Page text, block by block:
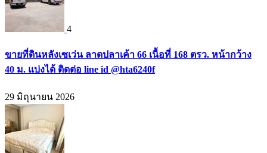
4
ขายที่ดินหลังเซเว่น ลาดปลาเค้า 66 เนื้อที่ 168 ตรว. หน้ากว้าง
40 ม. แบ่งได้ ติดต่อ line id @hta6240f
29 มิถุนายน 2026